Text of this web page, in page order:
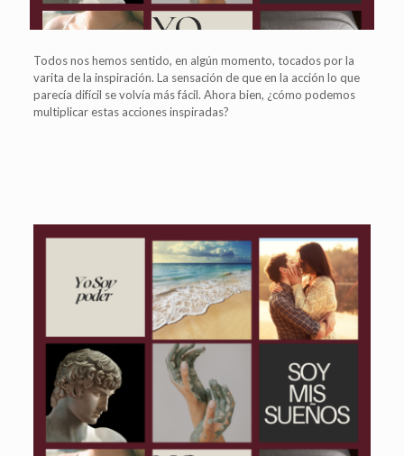
Todos nos hemos sentido, en algún momento, tocados por la
varita de la inspiración. La sensación de que en la acción lo que
parecía difícil se volvía más fácil. Ahora bien, ¿cómo podemos
multiplicar estas acciones inspiradas?